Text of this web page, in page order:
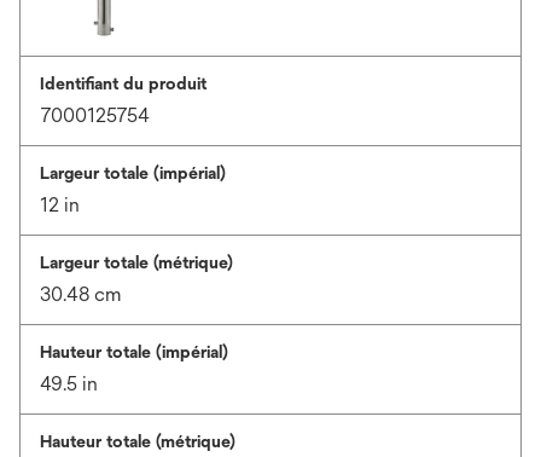
Identifiant du produit
7000125754
Largeur totale (impérial)
12 in
Largeur totale (métrique)
30.48 cm
Hauteur totale (impérial)
49.5 in
Hauteur totale (métrique)